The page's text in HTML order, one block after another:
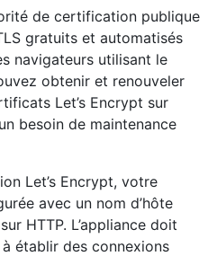
de certification publique
gratuits et automatisés
navigateurs utilisant le
obtenir et renouveler
Let’s Encrypt sur
besoin de maintenance
Let’s Encrypt, votre
avec un nom d’hôte
HTTP. L’appliance doit
établir des connexions